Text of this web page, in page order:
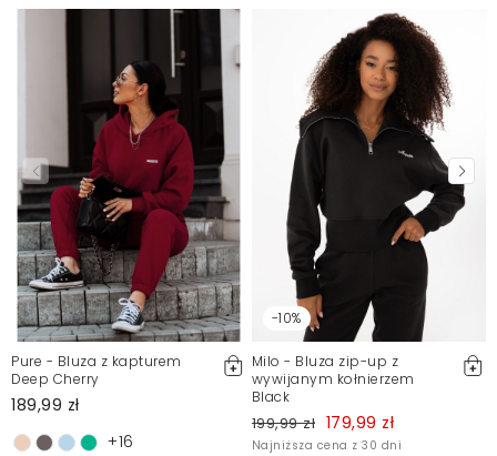
Mosquito zamieszcza wyłącznie zweryfikowane opinie
Klientów. Po moderacji publikujemy zarówno pozytywne, jak i
negatywne opinie. Więcej informacji znajdziesz w naszym
Regulaminie.
Zgłoś nielegalną treść
Pure - Bluza z kapturem
Deep Cherry
189,99 zł
+16
-10%
Milo - Bluza zip-up z
wywijanym kołnierzem
Black
199,99 zł 179,99 zł
Najniższa cena z 30 dni